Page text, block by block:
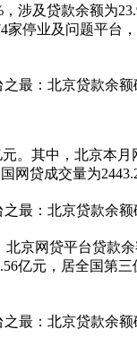
及贷款余额为
停业及问题平
其中，北京本月
贷成交量为
网贷平台贷款
亿元，居全国第